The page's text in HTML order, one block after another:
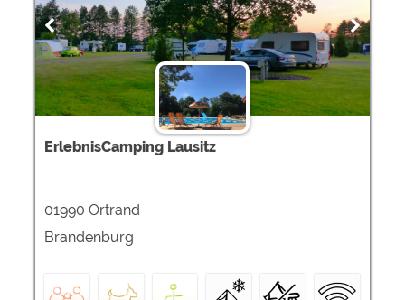
ErlebnisCamping Lausitz
01990 Ortrand
Brandenburg